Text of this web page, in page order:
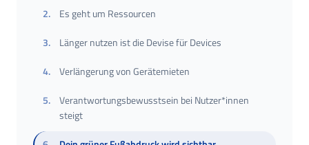
2.
Es geht um Ressourcen
3.
Länger nutzen ist die Devise für Devices
4.
Verlängerung von Gerätemieten
5.
Verantwortungsbewusstsein bei Nutzer*innen
steigt